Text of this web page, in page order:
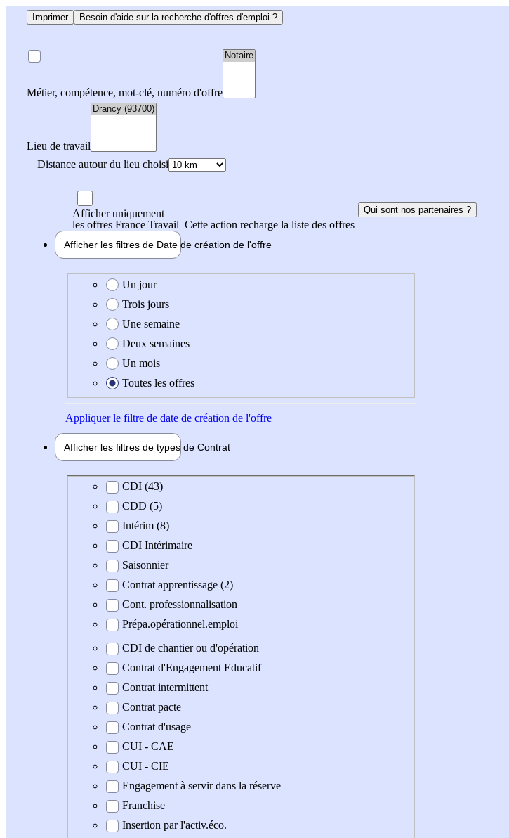
Imprimer Besoin d'aide sur la recherche d'offres d'emploi ?
Métier, compétence, mot-clé, numéro d'offre
Lieu de travail
Distance autour du lieu choisi
Afficher uniquement
les offres France Travail Cette action recharge la liste des offres
Qui sont nos partenaires ?
Afficher les filtres de Date de création de l'offre
Date de création de l'offre
Un jour
Trois jours
Une semaine
Deux semaines
Un mois
Toutes les offres
Appliquerle filtre de date de création de l'offre
Afficher les filtres de types de Contrat
Type de contratCDI (43)
CDD (5)
Intérim (8)
CDI Intérimaire
Saisonnier
Contrat apprentissage (2)
Cont. professionnalisation
Prépa.opérationnel.emploi
CDI de chantier ou d'opération
Contrat d'Engagement Educatif
Contrat intermittent
Contrat pacte
Contrat d'usage
CUI - CAE
CUI - CIE
Engagement à servir dans la réserve
Franchise
Insertion par l'activ.éco.